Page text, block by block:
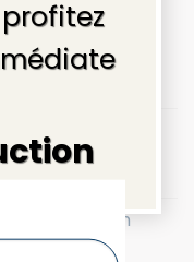
Marina en bois
- Couleur
Cuir - Marron